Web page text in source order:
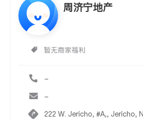
周济宁地产
暂无商家福利
-
-
222 W. Jericho, #A,, Jericho,